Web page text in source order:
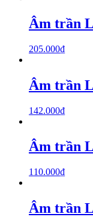
Âm trần
205.000₫
Âm trần
142.000₫
Âm trần
110.000₫
Âm trần